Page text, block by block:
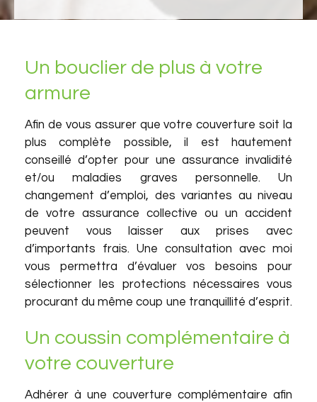
Un bouclier de plus à votre
armure
Afin de vous assurer que votre couverture soit la
plus complète possible, il est hautement
conseillé d’opter pour une assurance invalidité
et/ou maladies graves personnelle. Un
changement d’emploi, des variantes au niveau
de votre assurance collective ou un accident
peuvent vous laisser aux prises avec
d’importants frais. Une consultation avec moi
vous permettra d’évaluer vos besoins pour
sélectionner les protections nécessaires vous
procurant du même coup une tranquillité d’esprit.
Un coussin complémentaire à
votre couverture
Adhérer à une couverture complémentaire afin